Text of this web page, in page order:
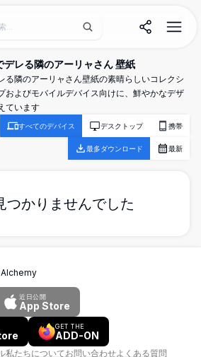
レる隣のアーリャさん 壁紙
る隣のアーリャさん壁紙の素晴らしいコレクシ
およびモバイルデバイス向けに、鮮やかなデザ
ています
すべてのデバイス デスクトップ 携帯
最多ダウンロード 最新
つかりませんでした
近日公開
App Store
GET THE
ADD-ON
私たちについてお問い合わせよくある質問